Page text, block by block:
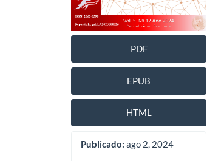
PDF
EPUB
HTML
Publicado: ago 2, 2024